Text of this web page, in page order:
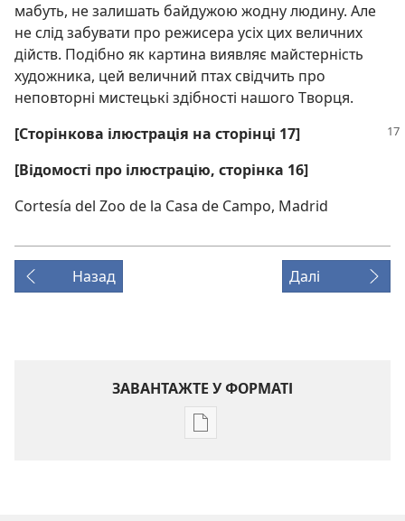
мабуть, не залишать байдужою жодну людину. Але
не слід забувати про режисера усіх цих величних
дійств. Подібно як картина виявляє майстерність
художника, цей величний птах свідчить про
неповторні мистецькі здібності нашого Творця.
[Сторінкова ілюстрація на сторінці 17]
[Відомості про ілюстрацію, сторінка 16]
Cortesía del Zoo de la Casa de Campo, Madrid
Назад Далі
ЗАВАНТАЖТЕ У ФОРМАТІ
Параметри